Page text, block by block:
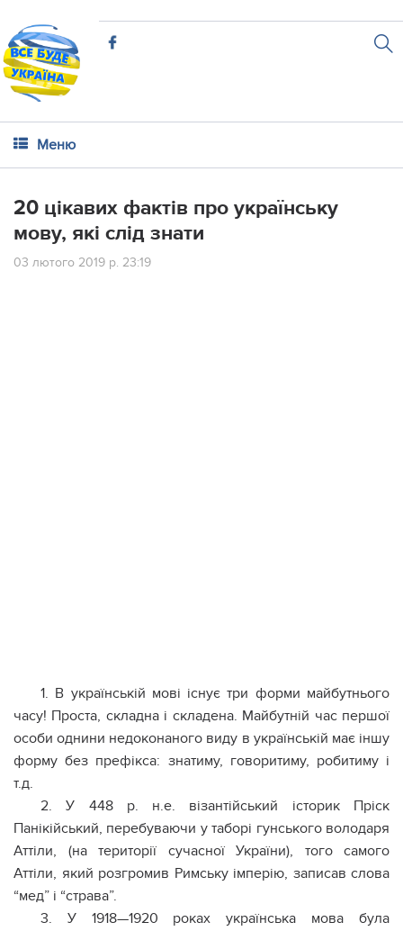
Меню
20 цікавих фактів про українську
мову, які слід знати
03 лютого 2019 р. 23:19
1. В українській мові існує три форми майбутнього
часу! Проста, складна і складена. Майбутній час першої
особи однини недоконаного виду в українській має іншу
форму без префікса: знатиму, говоритиму, робитиму і
т.д.
2. У 448 р. н.е. візантійський історик Пріск
Панікійський, перебуваючи у таборі гунського володаря
Аттіли, (на території сучасної України), того самого
Аттіли, який розгромив Римську імперію, записав слова
“мед” і “страва”.
3. У 1918—1920 роках українська мова була